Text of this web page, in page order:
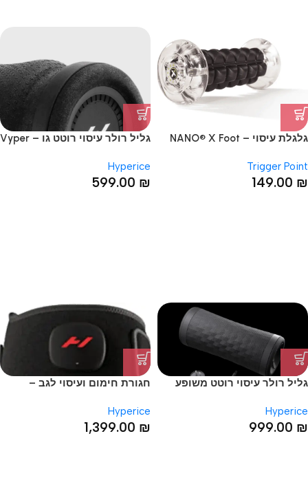
גלגלת עיסוי – NANO® X Foot
Trigger Point
149.00 ₪
גליל רולר עיסוי רוטט גו – Vyper
Hyperice
599.00 ₪
גליל רולר עיסוי רוטט משופע
Hyperice
999.00 ₪
חגורת חימום ועיסוי לגב –
Hyperice
1,399.00 ₪